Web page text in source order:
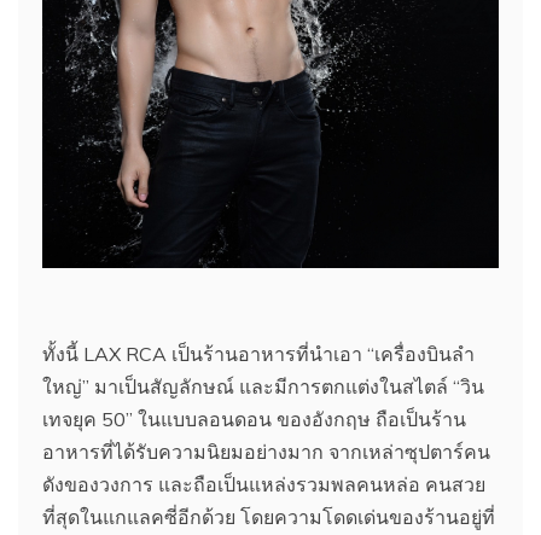
ทั้งนี้ LAX RCA เป็นร้านอาหารที่นำเอา “เครื่องบินลำ
ใหญ่” มาเป็นสัญลักษณ์ และมีการตกแต่งในสไตล์ “วิน
เทจยุค 50” ในแบบลอนดอน ของอังกฤษ ถือเป็นร้าน
อาหารที่ได้รับความนิยมอย่างมาก จากเหล่าซุปตาร์คน
ดังของวงการ และถือเป็นแหล่งรวมพลคนหล่อ คนสวย
ที่สุดในแกแลคซี่อีกด้วย โดยความโดดเด่นของร้านอยู่ที่